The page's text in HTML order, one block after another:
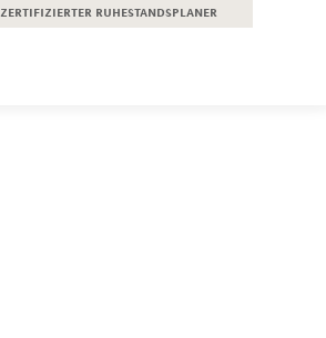
zertifizierter ruhestandsplaner